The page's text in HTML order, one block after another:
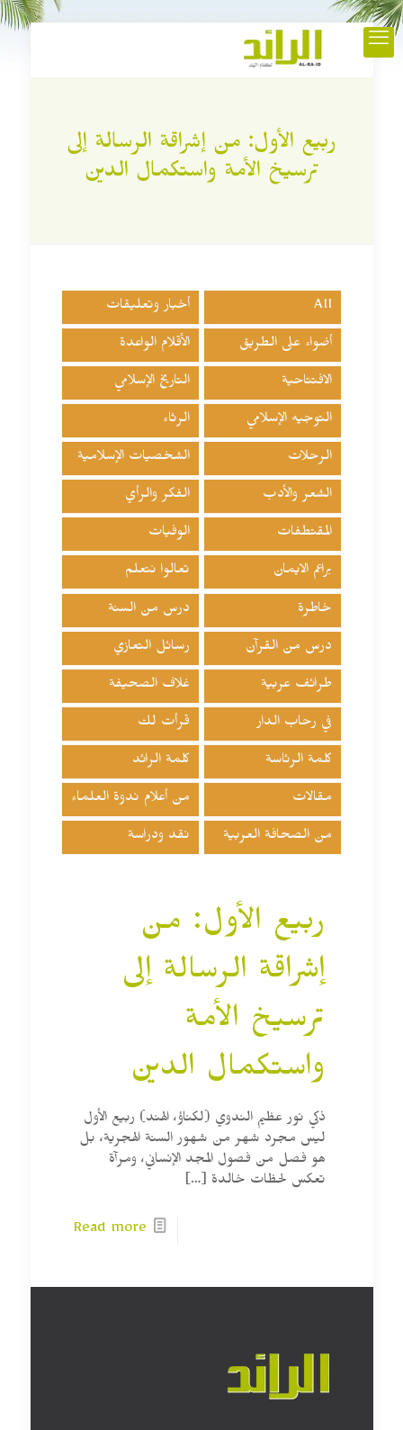
ربيع الأول: من إشراقة الرسالة إلى
ترسيخ الأمة واستكمال الدين
All أخبار وتعليقات
أضواء على الطريق الأقلام الواعدة
الافتتاحية التاريخ الإسلامي
التوجيه الإسلامي الرثاء
الرحلات الشخصيات الإسلامية
الشعر والأدب الفكر والرأي
المقتطفات الوفيات
براعم الايمان تعالوا نتعلم
خاطرة درس من السنة
درس من القرآن رسائل التعازي
طرائف عربية غلاف الصحيفة
في رحاب الدار قرأت لك
كلمة الرئاسة كلمة الرائد
مقالات من أعلام ندوة العلماء
من الصحافة العربية نقد ودراسة
ربيع الأول: من
إشراقة الرسالة إلى
ترسيخ الأمة
واستكمال الدين
ذكي نور عظيم الندوي (لكناؤ، الهند) ربيع الأول
ليس مجرد شهر من شهور السنة الهجرية، بل
هو فصل من فصول المجد الإنساني، ومرآة
تعكس لحظات خالدة […]
Read more